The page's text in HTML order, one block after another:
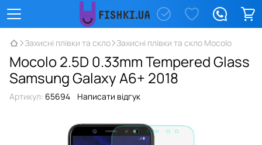
Захисні плівки та скло Захисні плівки та скло Mocolo
Mocolo 2.5D 0.33mm Tempered Glass
Samsung Galaxy A6+ 2018
Артикул: 65694 Написати відгук